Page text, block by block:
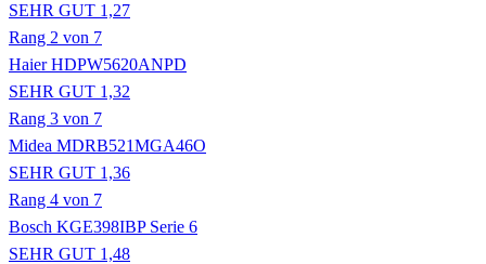
SEHR GUT 1,27
Rang 2 von 7
Haier HDPW5620ANPD
SEHR GUT 1,32
Rang 3 von 7
Midea MDRB521MGA46O
SEHR GUT 1,36
Rang 4 von 7
Bosch KGE398IBP Serie 6
SEHR GUT 1,48